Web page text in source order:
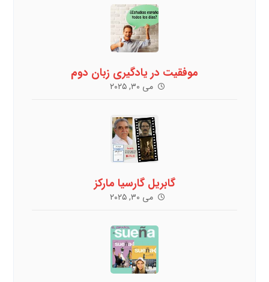
موفقیت در یادگیری زبان دوم
می ۳۰, ۲۰۲۵
گابریل گارسیا ماركز
می ۳۰, ۲۰۲۵